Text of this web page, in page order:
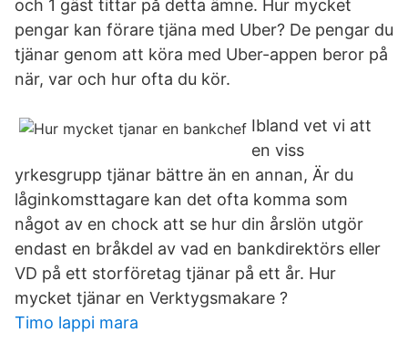
och 1 gäst tittar på detta ämne. Hur mycket
pengar kan förare tjäna med Uber? De pengar du
tjänar genom att köra med Uber-appen beror på
när, var och hur ofta du kör.
Ibland vet vi att
en viss
yrkesgrupp tjänar bättre än en annan, Är du
låginkomsttagare kan det ofta komma som
något av en chock att se hur din årslön utgör
endast en bråkdel av vad en bankdirektörs eller
VD på ett storföretag tjänar på ett år. Hur
mycket tjänar en Verktygsmakare ?
Timo lappi mara